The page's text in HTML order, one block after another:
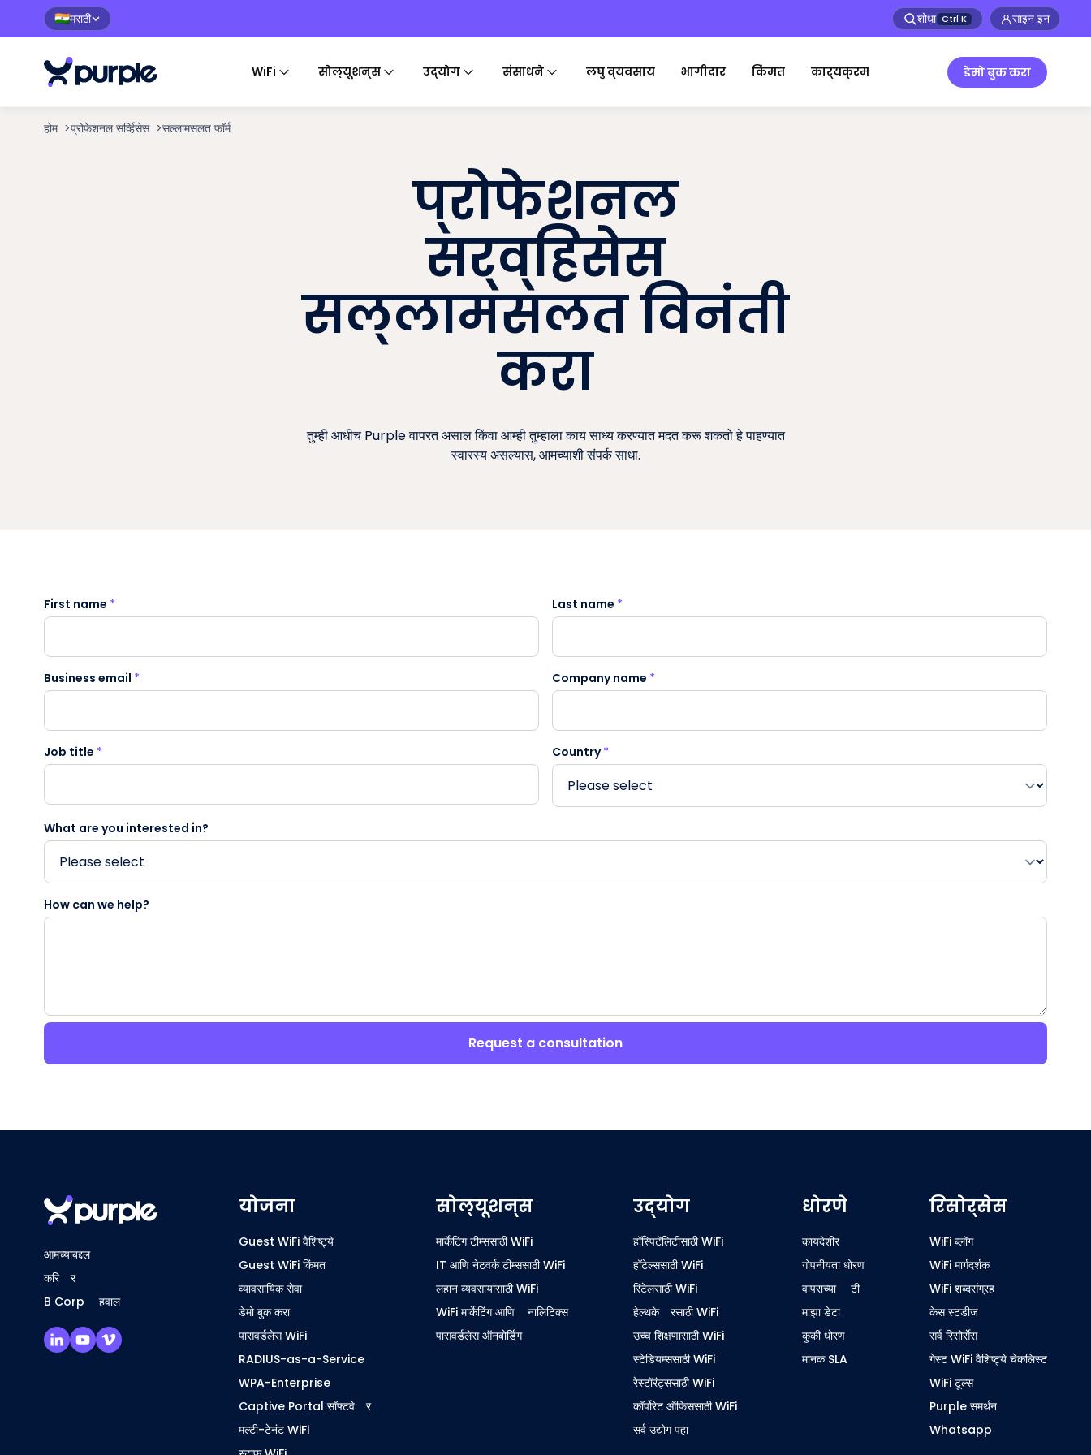
🇮🇳मराठी शोधा Ctrl K साइन इन
WiFi सोल्यूशन्स उद्योग संसाधने लघु व्यवसाय भागीदार किंमत कार्यक्रम डेमो बुक करा
होम >प्रोफेशनल सर्व्हिसेस >सल्लामसलत फॉर्म
प्रोफेशनल
सर्व्हिसेस
सल्लामसलत विनंती
करा
तुम्ही आधीच Purple वापरत असाल किंवा आम्ही तुम्हाला काय साध्य करण्यात मदत करू शकतो हे पाहण्यात
स्वारस्य असल्यास, आमच्याशी संपर्क साधा.
First name * Last name *
Business email * Company name *
Job title * Country*
What are you interested in?
How can we help?
Request a consultation
आमच्याबद्दल
करिअर
B Corp अहवाल
योजना
Guest WiFi वैशिष्ट्ये
Guest WiFi किंमत
व्यावसायिक सेवा
डेमो बुक करा
पासवर्डलेस WiFi
RADIUS-as-a-Service
WPA-Enterprise
Captive Portal सॉफ्टवेअर
मल्टी-टेनंट WiFi
सोल्यूशन्स
मार्केटिंग टीम्ससाठी WiFi
IT आणि नेटवर्क टीम्ससाठी WiFi
लहान व्यवसायांसाठी WiFi
WiFi मार्केटिंग आणि ॲनालिटिक्स
पासवर्डलेस ऑनबोर्डिंग
उद्योग
हॉस्पिटॅलिटीसाठी WiFi
हॉटेल्ससाठी WiFi
रिटेलसाठी WiFi
हेल्थकेअरसाठी WiFi
उच्च शिक्षणासाठी WiFi
स्टेडियम्ससाठी WiFi
रेस्टॉरंट्ससाठी WiFi
कॉर्पोरेट ऑफिससाठी WiFi
सर्व उद्योग पहा
धोरणे
कायदेशीर
गोपनीयता धोरण
वापराच्या अटी
माझा डेटा
कुकी धोरण
मानक SLA
रिसोर्सेस
WiFi ब्लॉग
WiFi मार्गदर्शक
WiFi शब्दसंग्रह
केस स्टडीज
सर्व रिसोर्सेस
गेस्ट WiFi वैशिष्ट्ये चेकलिस्ट
WiFi टूल्स
Purple समर्थन
Whatsapp